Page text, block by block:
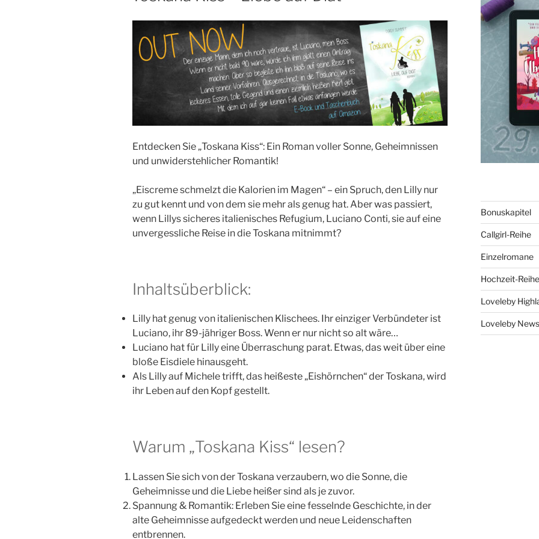
Entdecken Sie „Toskana Kiss“: Ein Roman voller Sonne, Geheimnissen
und unwiderstehlicher Romantik!
„Eiscreme schmelzt die Kalorien im Magen“ – ein Spruch, den Lilly nur
zu gut kennt und von dem sie mehr als genug hat. Aber was passiert,
wenn Lillys sicheres italienisches Refugium, Luciano Conti, sie auf eine
unvergessliche Reise in die Toskana mitnimmt?
Inhaltsüberblick:
Lilly hat genug von italienischen Klischees. Ihr einziger Verbündeter ist
Luciano, ihr 89-jähriger Boss. Wenn er nur nicht so alt wäre…
Luciano hat für Lilly eine Überraschung parat. Etwas, das weit über eine
bloße Eisdiele hinausgeht.
Als Lilly auf Michele trifft, das heißeste „Eishörnchen“ der Toskana, wird
ihr Leben auf den Kopf gestellt.
Warum „Toskana Kiss“ lesen?
Lassen Sie sich von der Toskana verzaubern, wo die Sonne, die
Geheimnisse und die Liebe heißer sind als je zuvor.
Spannung & Romantik: Erleben Sie eine fesselnde Geschichte, in der
alte Geheimnisse aufgedeckt werden und neue Leidenschaften
entbrennen.
Bonuskapitel
Callgirl-Reihe
Einzelromane
Hochzeit-Reihe
Loveleby
Loveleby News